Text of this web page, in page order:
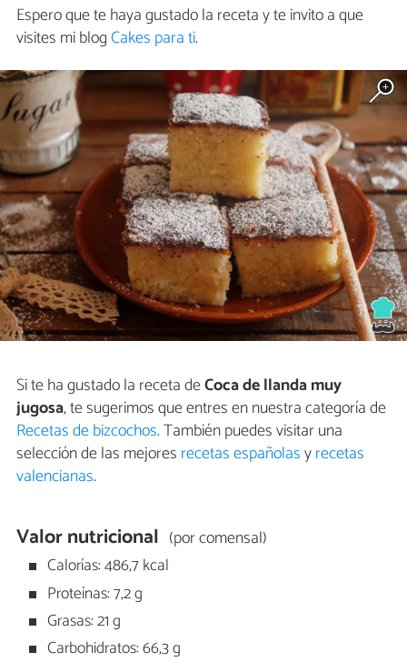
Espero que te haya gustado la receta y te invito a que
visites mi blogCakes para ti.
Si te ha gustado la receta deCoca de llanda muy
jugosa, te sugerimos que entres en nuestra categoría de
Recetas de bizcochos. También puedes visitar una
selección de las mejores recetas españolasyrecetas
valencianas.
Valor nutricional (por comensal)
Calorías: 486,7 kcal
Proteínas: 7,2 g
Grasas: 21 g
Carbohidratos: 66,3 g